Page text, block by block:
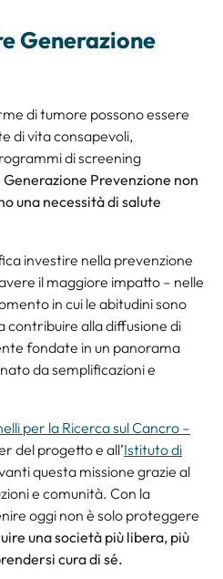
Generazione
di tumore possono essere
di vita consapevoli,
di screening
Prevenzione non
una necessità di salute
investire nella prevenzione
il maggiore impatto – nelle
in cui le abitudini sono
contribuire alla diffusione di
fondate in un panorama
da semplificazioni e
per la Ricerca sul Cancro –
del progetto e all’Istituto di
questa missione grazie al
e comunità. Con la
oggi non è solo proteggere
una società più libera, più
cura di sé.